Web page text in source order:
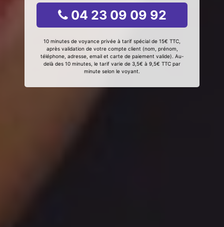
04 23 09 09 92
10 minutes de voyance privée à tarif spécial de 15€ TTC,
après validation de votre compte client (nom, prénom,
téléphone, adresse, email et carte de paiement valide). Au-
delà des 10 minutes, le tarif varie de 3,5€ à 9,5€ TTC par
minute selon le voyant.